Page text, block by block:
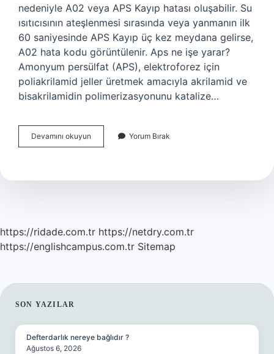
nedeniyle A02 veya APS Kayıp hatası oluşabilir. Su
ısıtıcısının ateşlenmesi sırasında veya yanmanın ilk
60 saniyesinde APS Kayıp üç kez meydana gelirse,
A02 hata kodu görüntülenir. Aps ne işe yarar?
Amonyum persülfat (APS), elektroforez için
poliakrilamid jeller üretmek amacıyla akrilamid ve
bisakrilamidin polimerizasyonunu katalize…
Devamını okuyun Arabada
Aps
Gelir
Yorum Bırak
https://ridade.com.tr https://netdry.com.tr
https://englishcampus.com.tr Sitemap
SIDEBAR
SON YAZILAR
Defterdarlık nereye bağlıdır ?
Ağustos 6, 2026